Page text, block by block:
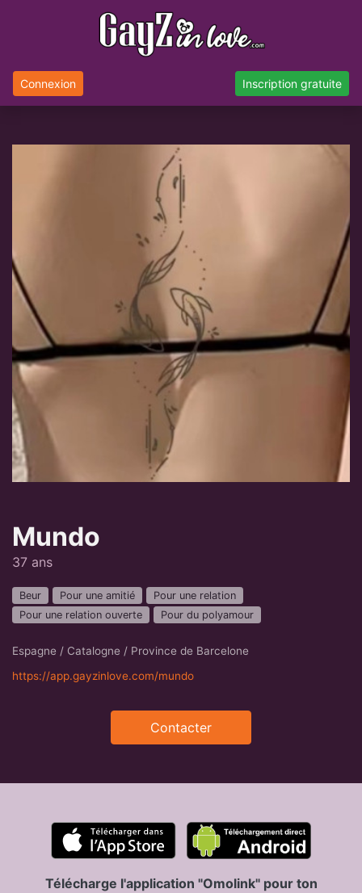
Connexion Inscription gratuite
Mundo
37 ans
Beur Pour une amitié
Pour une relation
Pour une relation ouverte
Pour du polyamour
Espagne / Catalogne / Province de Barcelone
https://app.gayzinlove.com/mundo
Contacter
Télécharge l'application "Omolink" pour ton